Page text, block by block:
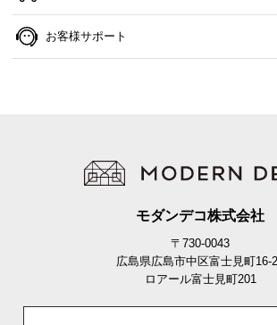
インテリアと好相性の高さ設計
お客様サポート
モダンデコ株式会社
〒730-0043
広島県広島市中区富士見町16-
ロアール富士見町201